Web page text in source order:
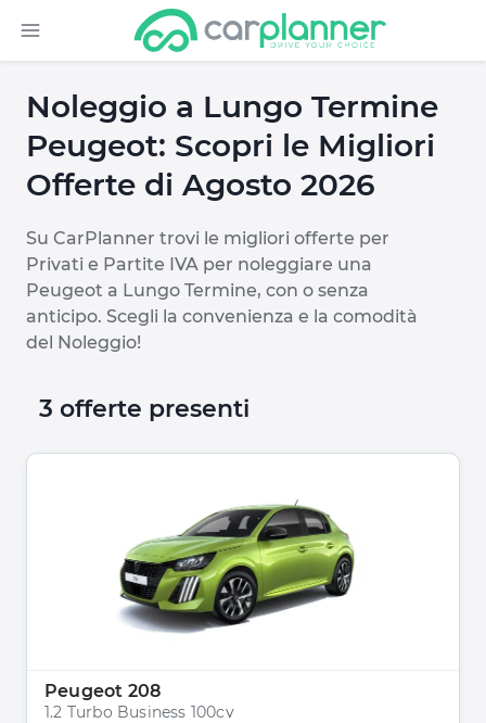
Noleggio a Lungo Termine
Peugeot: Scopri le Migliori
Offerte di Agosto 2026
Su CarPlanner trovi le migliori offerte per
Privati e Partite IVA per noleggiare una
Peugeot a Lungo Termine, con o senza
anticipo. Scegli la convenienza e la comodità
del Noleggio!
3 offerte presenti
Peugeot 208
1.2 Turbo Business 100cv